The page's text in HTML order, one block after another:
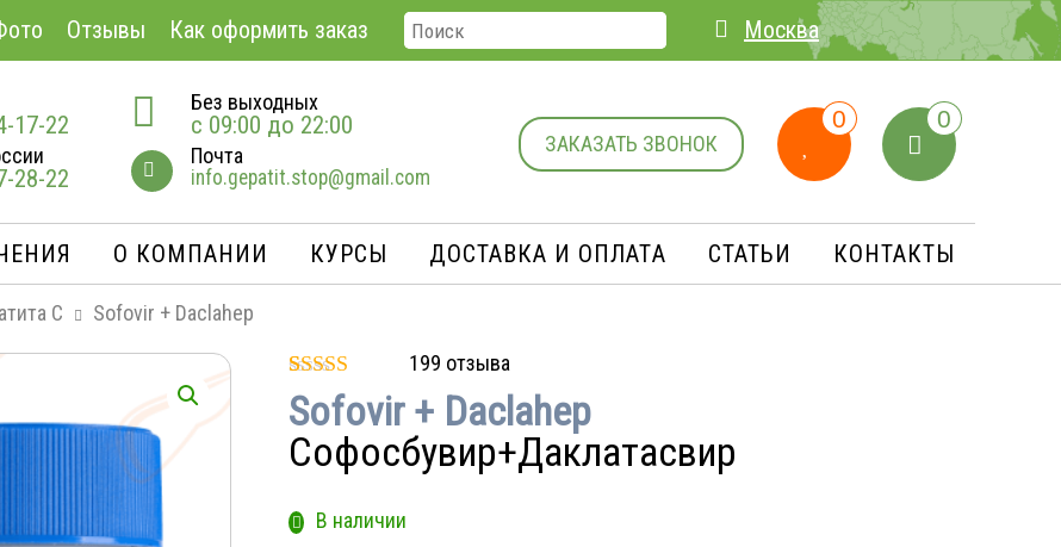
Отзывы Как оформить заказ Москва
17-22
28-22
Без выходных
с 09:00 до 22:00
Почта
info.gepatit.stop@gmail.com
ЗАКАЗАТЬ ЗВОНОК
0 0
О КОМПАНИИ КУРСЫ ДОСТАВКА И ОПЛАТA СТАТЬИ КОНТАКТЫ
С Sofovir + Daclahep
Рейтинг
5.00из 5 на
основе
опроса
8
пользователей
199 отзыва
Sofovir + Daclahep
Софосбувир+Даклатасвир
В наличии